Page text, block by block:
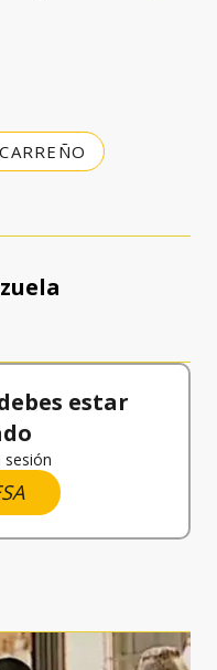
estar
sesión